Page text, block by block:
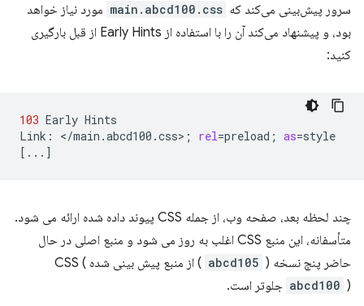
سرور پیش‌بینی می‌کند که main.abcd100.css مورد نیاز خواهد
بود، و پیشنهاد می‌کند آن را با استفاده از Early Hints از قبل بارگیری
کنید:
103 Early Hints
Link:
</main.abcd100.css> ; rel=preload ; as=
[ ... ]
چند لحظه بعد، صفحه وب، از جمله CSS پیوند داده شده ارائه می شود.
متأسفانه، این منبع CSS اغلب به روز می شود و منبع اصلی در حال
حاضر پنج نسخه ( abcd105 ) از منبع پیش بینی شده CSS (
abcd100 ) جلوتر است.